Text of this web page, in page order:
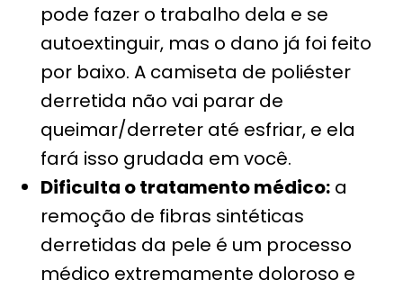
pode fazer o trabalho dela e se
autoextinguir, mas o dano já foi feito
por baixo. A camiseta de poliéster
derretida não vai parar de
queimar/derreter até esfriar, e ela
fará isso grudada em você.
Dificulta o tratamento médico: a
remoção de fibras sintéticas
derretidas da pele é um processo
médico extremamente doloroso e